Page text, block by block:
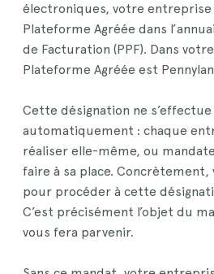
électroniques, votre
Plateforme Agréée dans
de Facturation (PPF). Dans
Plateforme Agréée est
Cette désignation ne s’effectue
automatiquement : chaque
réaliser elle-même, ou
faire à sa place. Concrètement,
pour procéder à cette
C’est précisément l’objet du
vous fera parvenir.